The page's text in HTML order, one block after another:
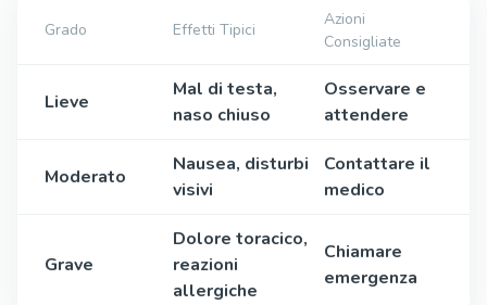
Grado Effetti Tipici
Azioni
Consigliate
Lieve
Mal di testa,
naso chiuso
Osservare e
attendere
Moderato
Nausea, disturbi
visivi
Contattare il
medico
Grave
Dolore toracico,
reazioni
allergiche
Chiamare
emergenza